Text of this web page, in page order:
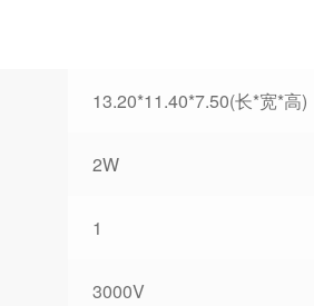
13.20*11.40*7.50(长*宽*高)
2W
1
3000V